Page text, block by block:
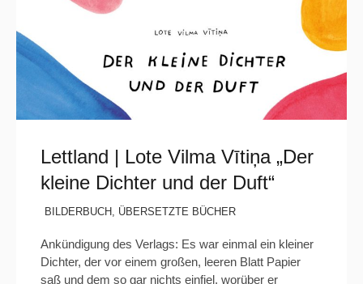
Lettland | Lote Vilma Vītiņa „Der
kleine Dichter und der Duft“
BILDERBUCH , ÜBERSETZTE BÜCHER
Ankündigung des Verlags: Es war einmal ein kleiner
Dichter, der vor einem großen, leeren Blatt Papier
saß und dem so gar nichts einfiel, worüber er